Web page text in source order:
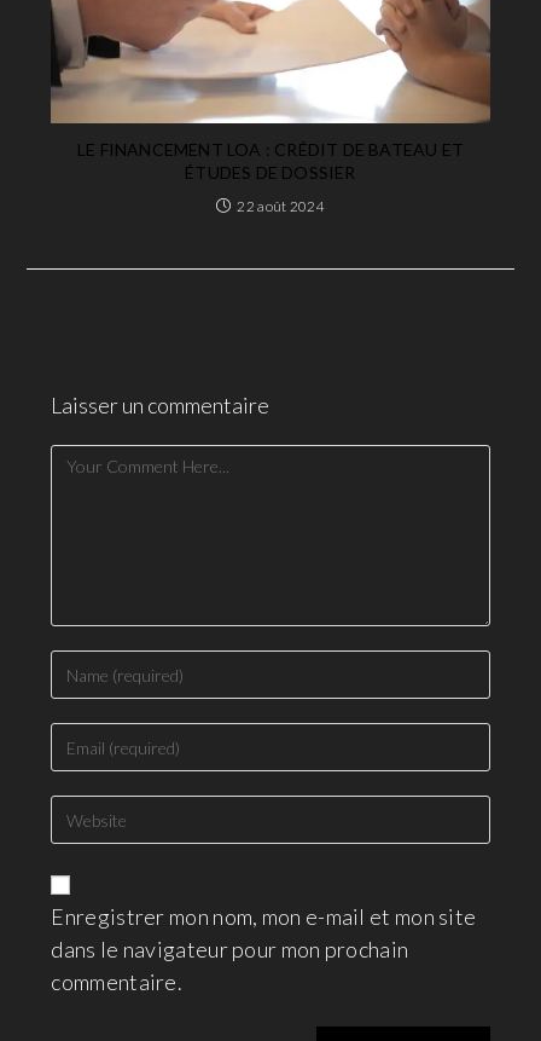
LE FINANCEMENT LOA : CRÉDIT DE BATEAU ET
ÉTUDES DE DOSSIER
22 août 2024
Laisser un commentaire
Enregistrer mon nom, mon e-mail et mon site
dans le navigateur pour mon prochain
commentaire.